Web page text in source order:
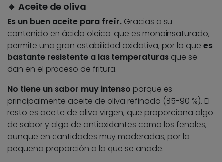
🔸 Aceite de oliva
Es un buen aceite para freír. Gracias a su
contenido en ácido oleico, que es monoinsaturado,
permite una gran estabilidad oxidativa, por lo que es
bastante resistente a las temperaturas que se
dan en el proceso de fritura.
No tiene un sabor muy intenso porque es
principalmente aceite de oliva refinado (85-90 %). El
resto es aceite de oliva virgen, que proporciona algo
de sabor y algo de antioxidantes como los fenoles,
aunque en cantidades muy moderadas, por la
pequeña proporción a la que se añade.